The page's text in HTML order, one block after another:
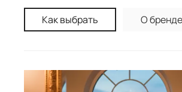
Как выбрать О бренде